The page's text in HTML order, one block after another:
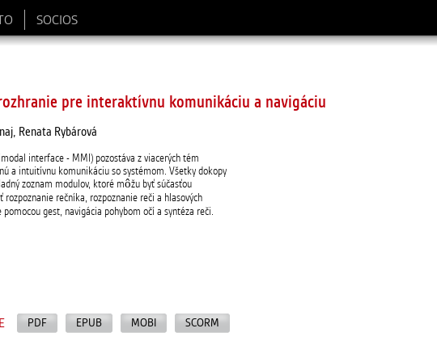
SOCIOS
pre interaktívnu komunikáciu a navigáciu
Renata Rybárová
interface - MMI) pozostáva z viacerých tém
a intuitívnu komunikáciu so systémom. Všetky dokopy
zoznam modulov, ktoré môžu byť súčasťou
rečníka, rozpoznanie reči a hlasových
gest, navigácia pohybom očí a syntéza reči.
PDF EPUB MOBI SCORM